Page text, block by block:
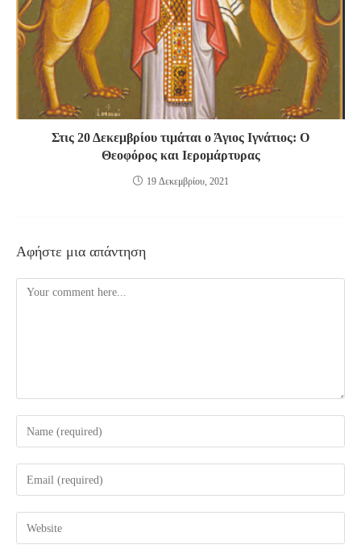
Στις 20 Δεκεμβρίου τιμάται ο Άγιος Ιγνάτιος: Ο
Θεοφόρος και Ιερομάρτυρας
19 Δεκεμβρίου, 2021
Αφήστε μια απάντηση
Comment
Enter
your
name
comment
Enter
your
email
address
Enter
your